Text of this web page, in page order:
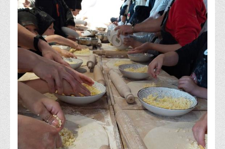
Первинна профспілкова організація
Бізнес-школа
Юридична клініка
Наші досягнення
Літературна сторінка
ВТЕІ волонтерить
ДТЕУ
Історія та місія університету
Структура університету